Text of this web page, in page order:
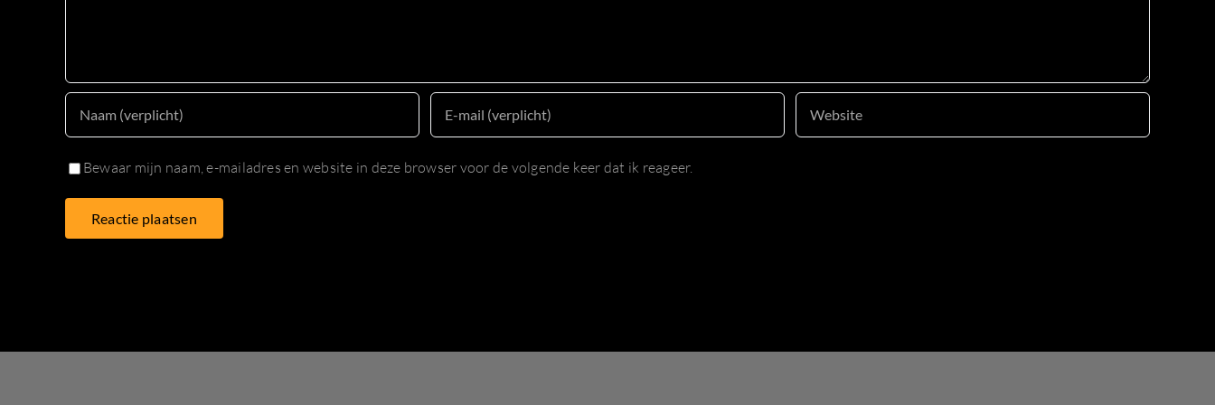
Bewaar mijn naam, e-mailadres en website in deze browser voor de volgende keer dat ik reageer.